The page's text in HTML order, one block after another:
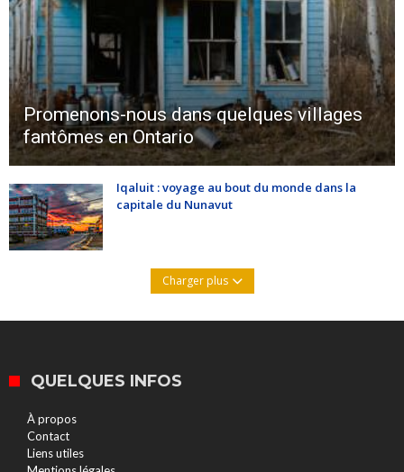
Promenons-nous dans quelques villages
fantômes en Ontario
Iqaluit : voyage au bout du monde dans la
capitale du Nunavut
Charger plus
QUELQUES INFOS
À propos
Contact
Liens utiles